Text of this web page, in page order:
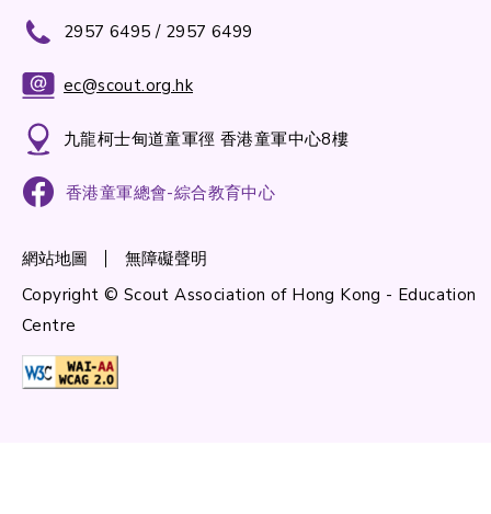
2957 6495 / 2957 6499
ec@scout.org.hk
九龍柯士甸道童軍徑 香港童軍中心8樓
香港童軍總會-綜合教育中心
網站地圖
無障礙聲明
Copyright © Scout Association of Hong Kong - Education
Centre